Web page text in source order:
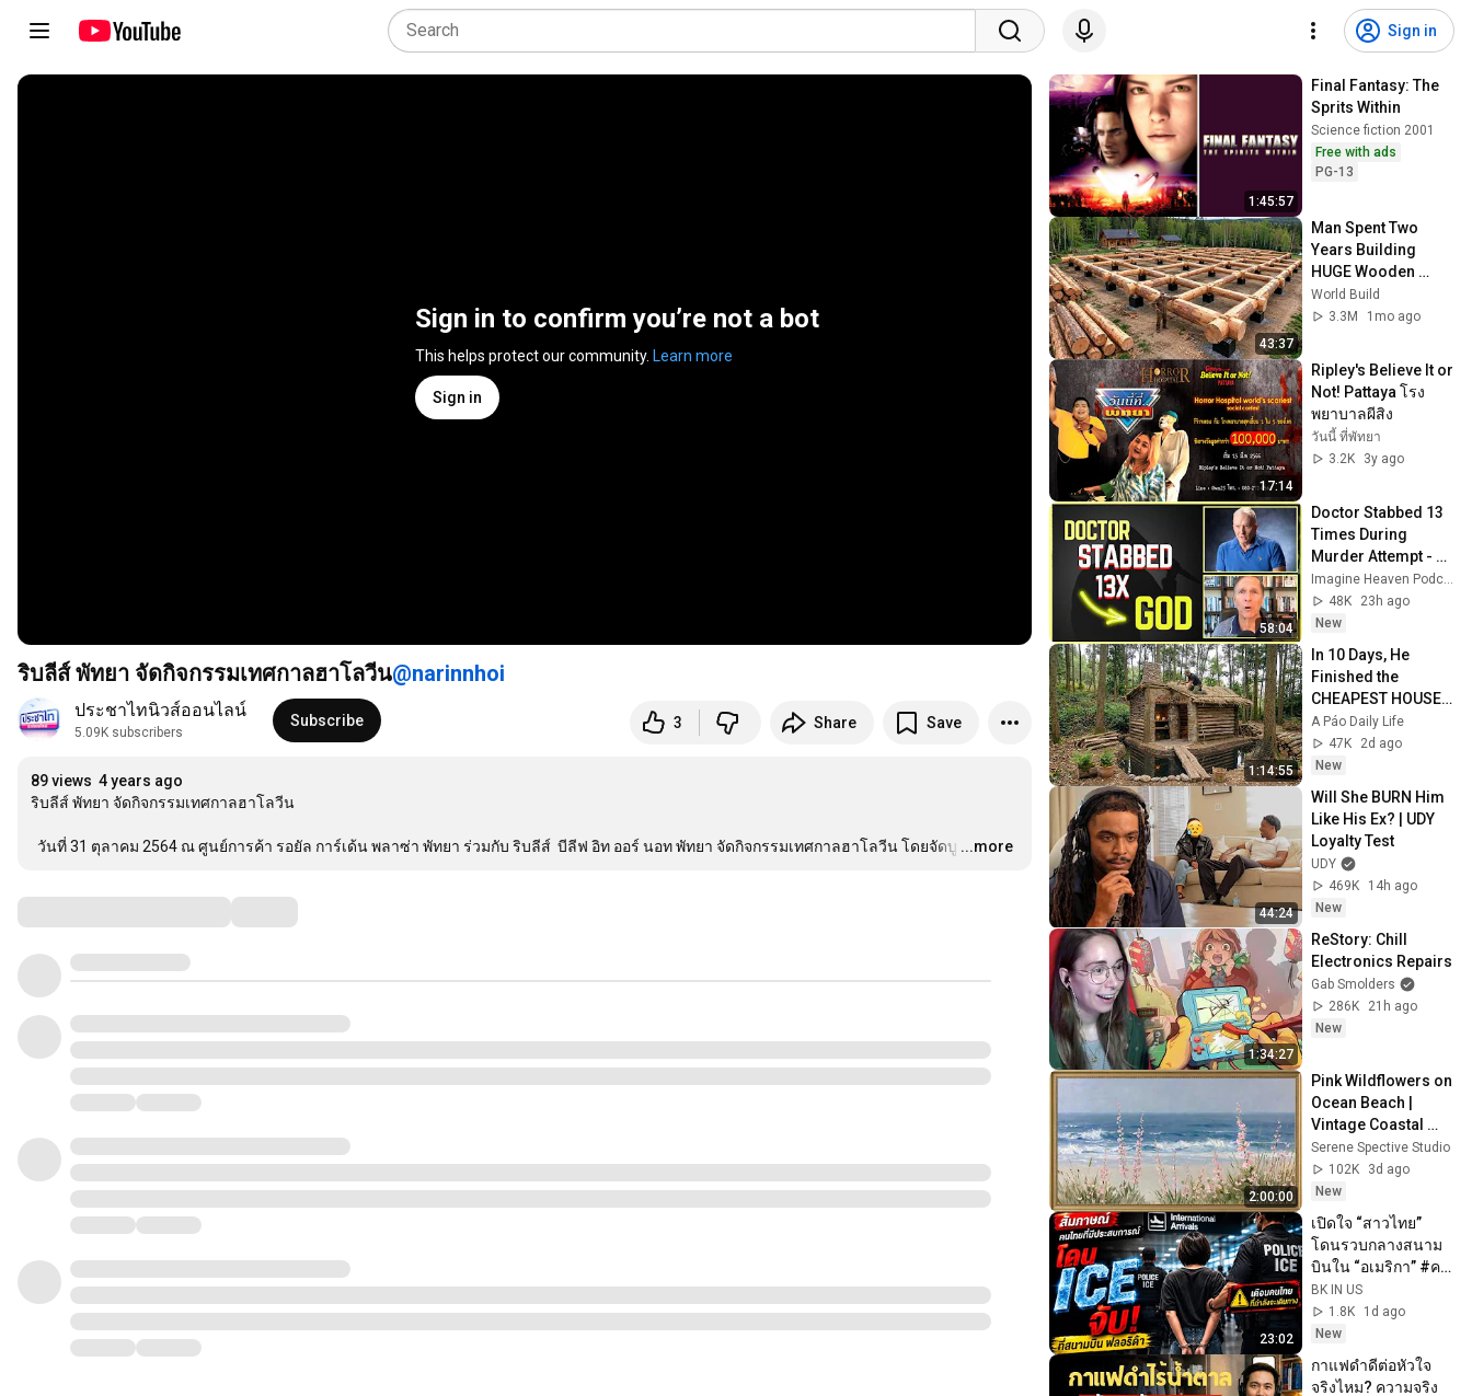
Sign in
Sign in to confirm you’re not a bot
This helps protect our community. Learn more
Sign in
ริบลีส์ พัทยา จัดกิจกรรมเทศกาลฮาโลวีน
ประชาไทนิวส์ออนไลน์
5.09K subscribers
Subscribe 3 Share Save
89 views 4 years ago
ริบลีส์ พัทยา จัดกิจกรรมเทศกาลฮาโลวีน
วันที่ 31 ตุลาคม 2564 ณ ศูนย์การค้า รอยัล การ์เด้น พลาซ่า พัทยา ร่วมกับ ริบลีส์  บีลีฟ อิท ออร์ นอท พัทยา จัดกิจกรรมเทศกาลฮาโลวีน โดยจัดบู …
...more
1:45:57
Final Fantasy: The
Sprits Within
Science fiction 2001
Free with ads
PG-13
43:37
Man Spent Two
Years Building
HUGE Wooden
House for his
Family | Start to
World Build
3.3M
1mo ago
17:14
Ripley's Believe It or
Not! Pattaya โรง
พยาบาลผีสิง
วันนี้ ที่พัทยา
3.2K
3y ago
58:04
Doctor Stabbed 13
Times During
Murder Attempt -
Then God Showed
Up | Near Death
Experience
48K
23h ago
New
1:14:55
In 10 Days, He
Finished the
CHEAPEST HOUSE
in the Forest Using
Simple Bushcraft
Building Skills
A Páo Daily Life
47K
2d ago
New
44:24
Will She BURN Him
Like His Ex? | UDY
Loyalty Test
UDY
469K
14h ago
New
1:34:27
ReStory: Chill
Electronics Repairs
Gab Smolders
286K
21h ago
New
2:00:00
Pink Wildflowers on
Ocean Beach |
Vintage Coastal
Seascape Oil
Painting | 4K
Ambient TV
Screensaver
Serene Spective Studio
102K
3d ago
New
23:02
เปิดใจ “สาวไทย”
โดนรวบกลางสนาม
บินใน “อเมริกา” #คน
BK IN US
1.8K
1d ago
New
กาแฟดำดีต่อหัวใจ
จริงไหม? ความจริง